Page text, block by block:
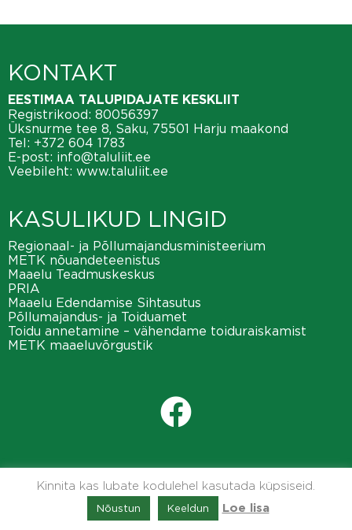
KONTAKT
EESTIMAA TALUPIDAJATE KESKLIIT
Registrikood: 80056397
Üksnurme tee 8, Saku, 75501 Harju maakond
Tel: +372 604 1783
E-post: info@taluliit.ee
Veebileht: www.taluliit.ee
KASULIKUD LINGID
Regionaal- ja Põllumajandusministeerium
METK nõuandeteenistus
Maaelu Teadmuskeskus
PRIA
Maaelu Edendamise Sihtasutus
Põllumajandus- ja Toiduamet
Toidu annetamine – vähendame toiduraiskamist
METK maaeluvõrgustik
Kinnita kas lubate kodulehel kasutada küpsiseid.
Nõustun Keeldun Loe lisa